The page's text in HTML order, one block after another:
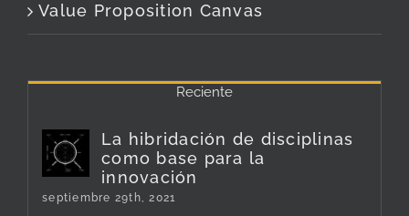
Value Proposition Canvas
Reciente
La hibridación de disciplinas
como base para la
innovación
septiembre 29th, 2021